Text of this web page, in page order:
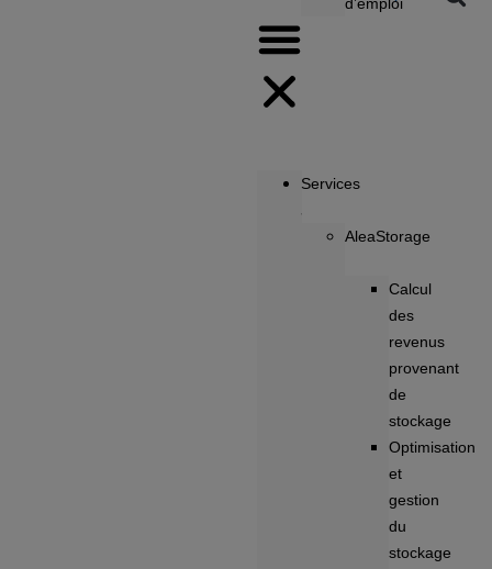
Services
AleaStorage
Calcul
des
revenus
provenant
de
stockage
Optimisation
et
gestion
du
stockage